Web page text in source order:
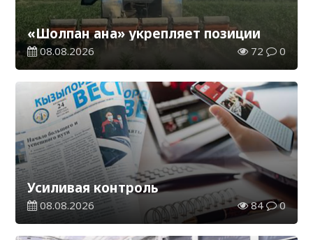
«Шолпан ана» укрепляет позиции
08.08.2026 72 0
Усиливая контроль
08.08.2026 84 0